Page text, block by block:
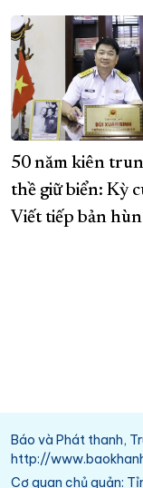
50 năm kiên
thề giữ biển: Kỳ
Viết tiếp bản
Báo và Phát thanh,
http://
Cơ quan chủ quản: